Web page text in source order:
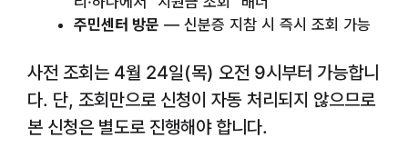
주민센터 방문 — 신분증 지참 시 즉시 조회 가능
사전 조회는 4월 24일(목) 오전 9시부터 가능합니
다. 단, 조회만으로 신청이 자동 처리되지 않으므로
본 신청은 별도로 진행해야 합니다.